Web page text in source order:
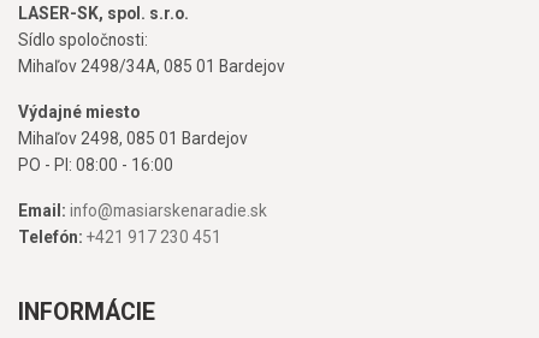
LASER-SK, spol. s.r.o.
Sídlo spoločnosti:
Mihaľov 2498/34A, 085 01 Bardejov
Výdajné miesto
Mihaľov 2498, 085 01 Bardejov
PO - PI: 08:00 - 16:00
Email: info@masiarskenaradie.sk
Telefón: +421 917 230 451
INFORMÁCIE